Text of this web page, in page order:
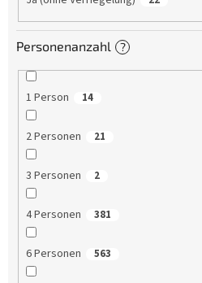
Personenanzahl ?
1 Person 14
2 Personen 21
3 Personen 2
4 Personen 381
6 Personen 563